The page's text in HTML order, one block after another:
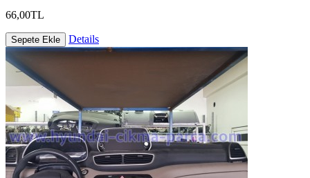
66,00TL
Sepete Ekle Details